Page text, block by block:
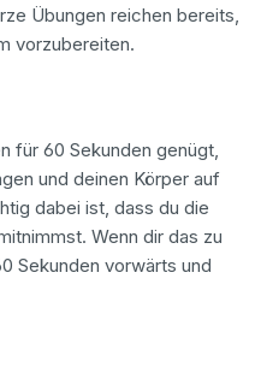
Übungen reichen bereits,
vorzubereiten.
für 60 Sekunden genügt,
und deinen Körper auf
dabei ist, dass du die
Wenn dir das zu
Sekunden vorwärts und